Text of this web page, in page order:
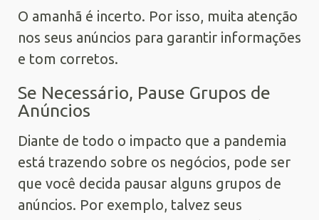
O amanhã é incerto. Por isso, muita atenção
nos seus anúncios para garantir informações
e tom corretos.
Se Necessário, Pause Grupos de
Anúncios
Diante de todo o impacto que a pandemia
está trazendo sobre os negócios, pode ser
que você decida pausar alguns grupos de
anúncios. Por exemplo, talvez seus